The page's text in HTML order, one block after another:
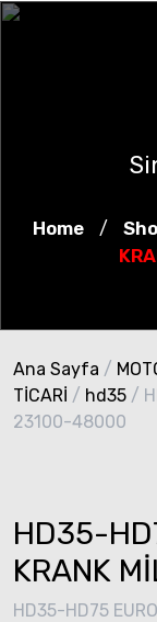
Home /
Ana Sayfa /
TİCARİ / hd35 /
23100-48000
HD35-
KRANK
HD35-HD75